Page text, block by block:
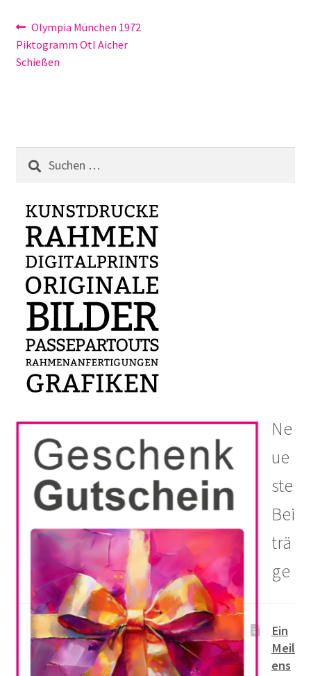
Beitragsnavigation
Vorheriger
Beitrag:
Olympia München 1972
Piktogramm Otl Aicher
Schießen
Suchen
nach:
Ne
ue
ste
Bei
trä
ge
Ein
Meil
ens